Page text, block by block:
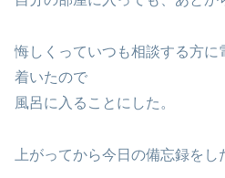
悔しくっていつも相談する方に
着いたので
風呂に入ることにした。
上がってから今日の備忘録をし